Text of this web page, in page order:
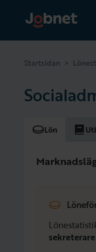
Startsidan >
Lön
sekreterare